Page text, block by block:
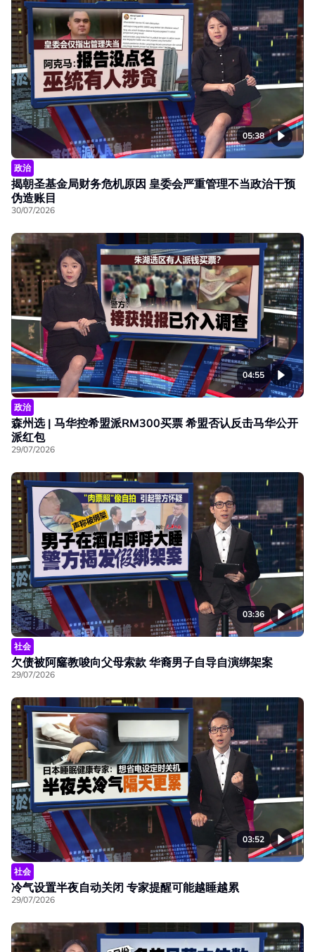
05:38
政治
揭朝圣基金局财务危机原因 皇委会严重管理不当政治干预
伪造账目
30/07/2026
04:55
政治
森州选 | 马华控希盟派RM300买票 希盟否认反击马华公开
派红包
29/07/2026
03:36
社会
欠债被阿窿教唆向父母索款 华裔男子自导自演绑架案
29/07/2026
03:52
社会
冷气设置半夜自动关闭 专家提醒可能越睡越累
29/07/2026